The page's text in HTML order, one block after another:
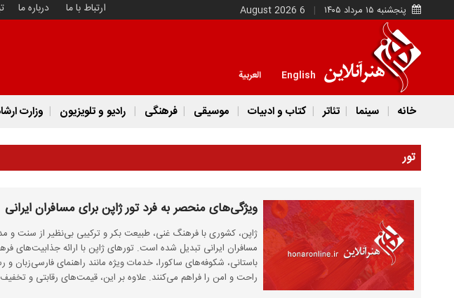
پنجشنبه ۱۵ مرداد ۱۴۰۵ 6 August 2026 ارتباط با ما درباره ما
English العربية
خانه سینما تئاتر کتاب و ادبیات موسیقی فرهنگی رادیو و تلویزیون وزارت
تور
ویژگی‌های منحصر به فرد تور ژاپن برای مسافران ایرانی
ژاپن، کشوری با فرهنگ غنی، طبیعت بکر و ترکیبی بی‌نظیر از سنت و
مسافران ایرانی تبدیل شده است. تورهای ژاپن با ارائه جذابیت‌های
باستانی، شکوفه‌های ساکورا، خدمات ویژه مانند راهنمای فارسی‌زبان و
راحت و امن را فراهم می‌کنند. علاوه بر این، قیمت‌های رقابتی و